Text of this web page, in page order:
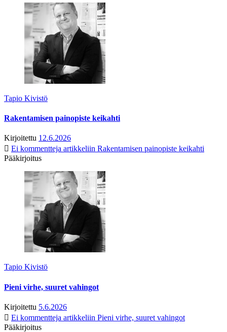
Tapio Kivistö
Rakentamisen painopiste keikahti
Kirjoitettu 12.6.2026
Ei kommentteja artikkeliin Rakentamisen painopiste keikahti
Pääkirjoitus
Tapio Kivistö
Pieni virhe, suuret vahingot
Kirjoitettu 5.6.2026
Ei kommentteja artikkeliin Pieni virhe, suuret vahingot
Pääkirjoitus